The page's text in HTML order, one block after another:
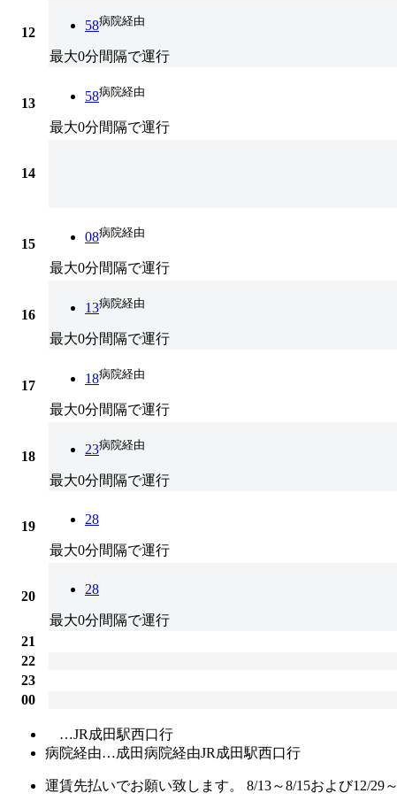
12 58病院経由
最大0分間隔で運行
13 58病院経由
最大0分間隔で運行
14
15 08病院経由
最大0分間隔で運行
16 13病院経由
最大0分間隔で運行
17 18病院経由
最大0分間隔で運行
18 23病院経由
最大0分間隔で運行
19 28
最大0分間隔で運行
20 28
最大0分間隔で運行
21
22
23
00
…JR成田駅西口行
病院経由…成田病院経由JR成田駅西口行
運賃先払いでお願い致します。 8/13～8/15および12/29